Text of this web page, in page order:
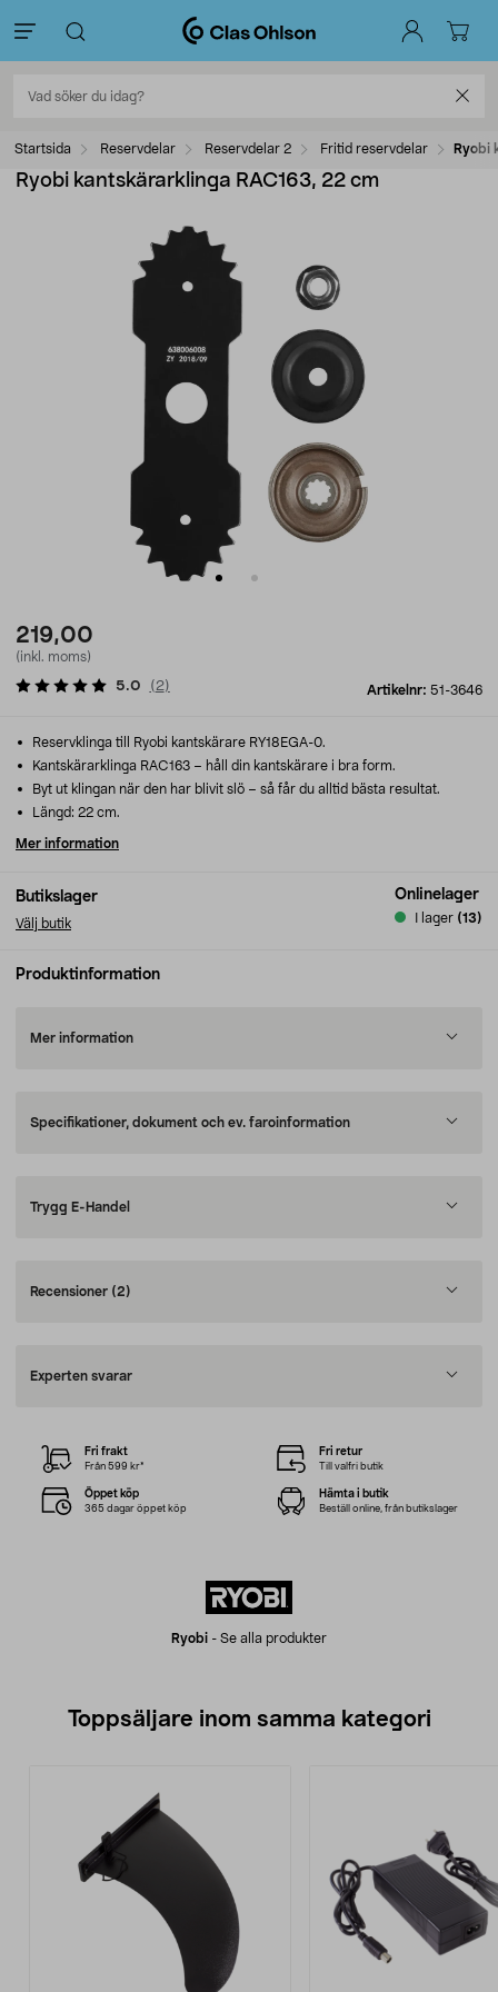
Startsida Reservdelar Reservdelar 2 Fritid reservdelar Ryobi
Ryobi kantskärarklinga RAC163, 22 cm
219,00
(inkl. moms)
Artikelnr: 51-3646
5.0 ( 2)
Butikslager
Välj butik
Onlinelager
I lager (13)
Reservklinga till Ryobi kantskärare RY18EGA-0.
Kantskärarklinga RAC163 – håll din kantskärare i bra form.
Byt ut klingan när den har blivit slö – så får du alltid bästa resultat.
Längd: 22 cm.
Mer information
Produktinformation
Mer information
Specifikationer, dokument och ev. faroinformation
Trygg E-Handel
Recensioner (2)
Experten svarar
Ryobi - Se alla produkter
Fri frakt
Från 599 kr*
Fri retur
Till valfri butik
Öppet köp
365 dagar öppet köp
Hämta i butik
Beställ online, från butikslager
Toppsäljare inom samma kategori